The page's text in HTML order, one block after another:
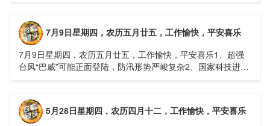
7月9日星期四，农历五月廿五，工作愉快，平安喜乐
7月9日星期四，农历五月廿五，工作愉快，平安喜乐1、超强
台风“巴威”可能正面登陆，防汛形势严峻复杂2、国家科技进步
5月28日星期四，农历四月十二，工作愉快，平安喜乐